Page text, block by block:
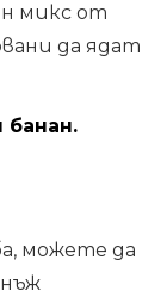
микс от
да ядат
банан.
можете да